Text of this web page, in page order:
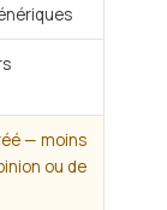
— moins
ou de